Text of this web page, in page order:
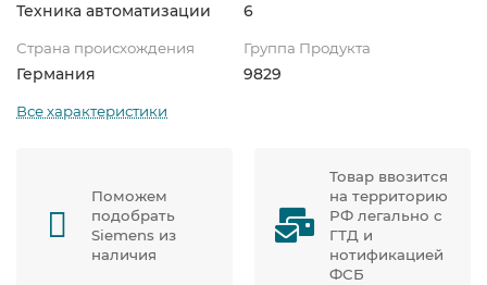
Техника автоматизации 6
Страна происхождения
Германия
Группа Продукта
9829
Все характеристики
Поможем
подобрать
Siemens из
наличия
Товар ввозится
на территорию
РФ легально с
ГТД и
нотификацией
ФСБ